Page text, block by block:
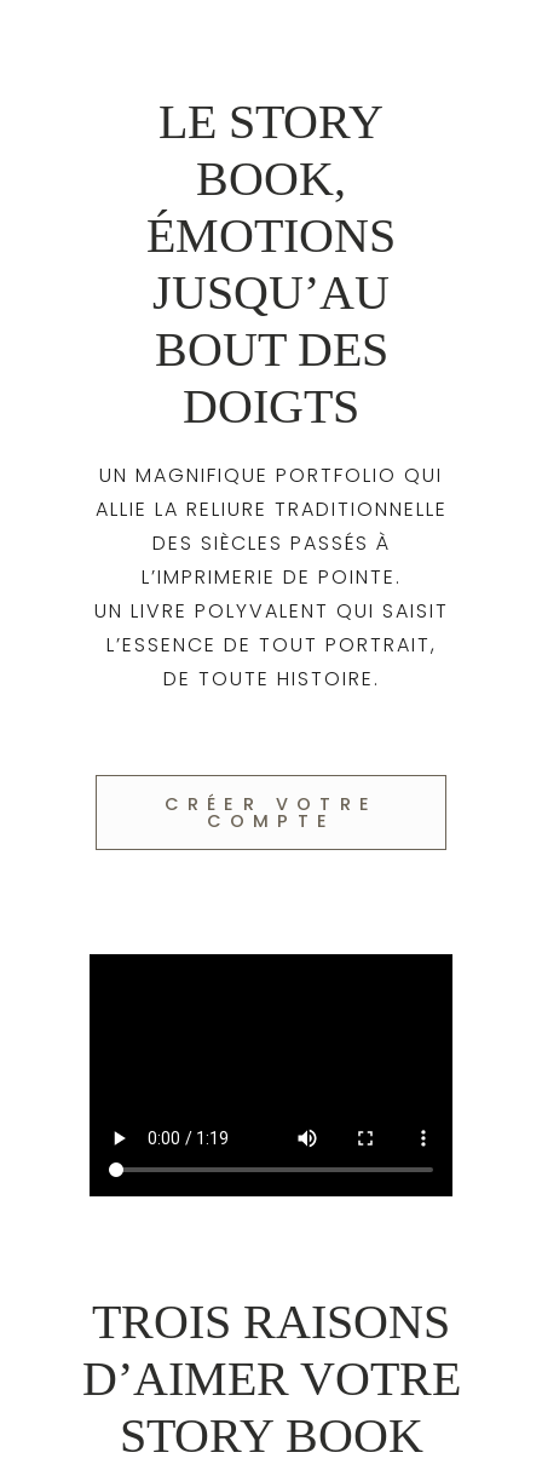
LE STORY
BOOK,
ÉMOTIONS
JUSQU’AU
BOUT DES
DOIGTS
UN MAGNIFIQUE PORTFOLIO QUI
ALLIE LA RELIURE TRADITIONNELLE
DES SIÈCLES PASSÉS À
L’IMPRIMERIE DE POINTE.
UN LIVRE POLYVALENT QUI SAISIT
L’ESSENCE DE TOUT PORTRAIT,
DE TOUTE HISTOIRE.
CRÉER VOTRE
COMPTE
TROIS RAISONS
D’AIMER VOTRE
STORY BOOK